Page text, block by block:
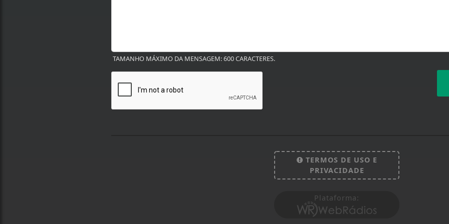
TAMANHO MÁXIMO DA MENSAGEM: 600 CARACTERES.
TERMOS DE USO E
PRIVACIDADE
Plataforma:
Esse site utiliza cookies para melhorar sua experiência de navegação. Ao continuar o acesso,